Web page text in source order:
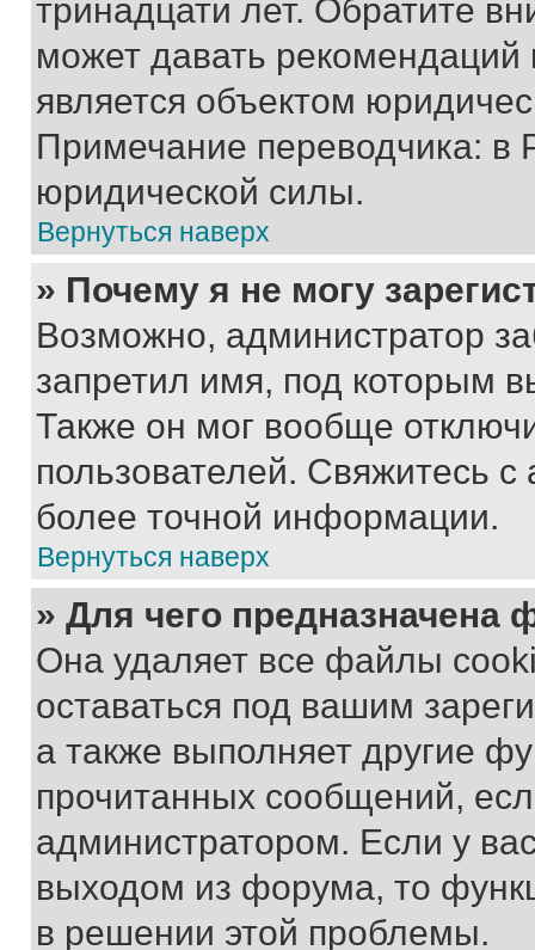
тринадцати лет. Обратите
может давать
является объектом
Примечание переводчика: в
юридической силы.
Вернуться наверх
» Почему я не могу
Возможно, администратор
запретил имя, под которым
Также он мог вообще
пользователей. Свяжитесь
более точной информации.
Вернуться наверх
» Для чего предназначена
Она удаляет все файлы
оставаться под вашим
а также выполняет другие
прочитанных сообщений,
администратором. Если у
выходом из форума, то
в решении этой проблемы.